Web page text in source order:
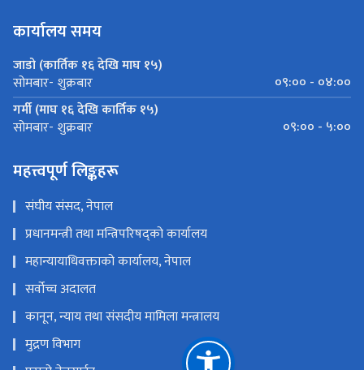
कार्यालय समय
जाडो (कार्तिक १६ देखि माघ १५)
सोमबार- शुक्रबार
०९:०० - ०४:००
गर्मी (माघ १६ देखि कार्तिक १५)
सोमबार- शुक्रबार ०९:०० - ५:००
महत्त्वपूर्ण लिङ्कहरू
संघीय संसद, नेपाल
प्रधानमन्त्री तथा मन्त्रिपरिषद्को कार्यालय
महान्यायाधिवक्ताको कार्यालय, नेपाल
सर्वोच्च अदालत
कानून, न्याय तथा संसदीय मामिला मन्त्रालय
मुद्रण विभाग